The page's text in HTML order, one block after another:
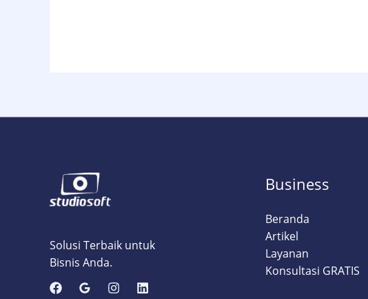
Awareness
Solusi Terbaik untuk
Bisnis Anda.
Business
Beranda
Artikel
Layanan
Konsultasi GRATIS